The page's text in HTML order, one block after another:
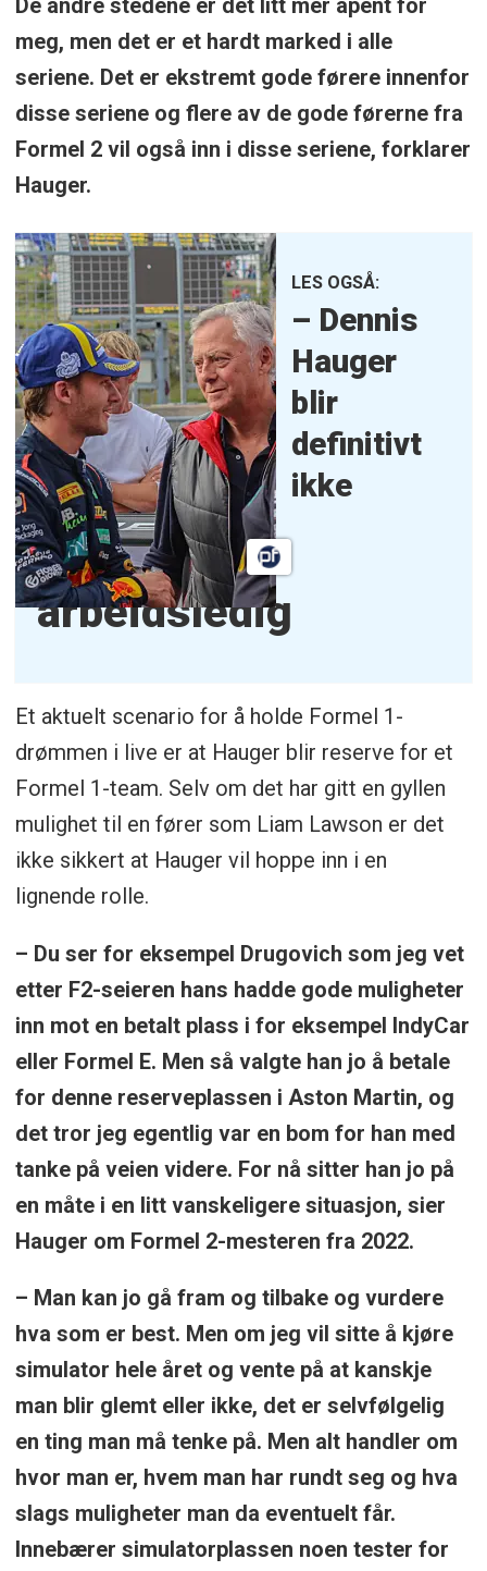
De andre stedene er det litt mer åpent for
meg, men det er et hardt marked i alle
seriene. Det er ekstremt gode førere innenfor
disse seriene og flere av de gode førerne fra
Formel 2 vil også inn i disse seriene, forklarer
Hauger.
LES OGSÅ:
– Dennis
Hauger
blir
definitivt
ikke
arbeidsledig
Et aktuelt scenario for å holde Formel 1-
drømmen i live er at Hauger blir reserve for et
Formel 1-team. Selv om det har gitt en gyllen
mulighet til en fører som Liam Lawson er det
ikke sikkert at Hauger vil hoppe inn i en
lignende rolle.
– Du ser for eksempel Drugovich som jeg vet
etter F2-seieren hans hadde gode muligheter
inn mot en betalt plass i for eksempel IndyCar
eller Formel E. Men så valgte han jo å betale
for denne reserveplassen i Aston Martin, og
det tror jeg egentlig var en bom for han med
tanke på veien videre. For nå sitter han jo på
en måte i en litt vanskeligere situasjon, sier
Hauger om Formel 2-mesteren fra 2022.
– Man kan jo gå fram og tilbake og vurdere
hva som er best. Men om jeg vil sitte å kjøre
simulator hele året og vente på at kanskje
man blir glemt eller ikke, det er selvfølgelig
en ting man må tenke på. Men alt handler om
hvor man er, hvem man har rundt seg og hva
slags muligheter man da eventuelt får.
Innebærer simulatorplassen noen tester for